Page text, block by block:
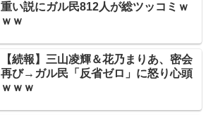
重い説にガル民812人が総ツッコミｗ
ｗｗ
【続報】三山凌輝＆花乃まりあ、密会
再び→ガル民「反省ゼロ」に怒り心頭
ｗｗｗ